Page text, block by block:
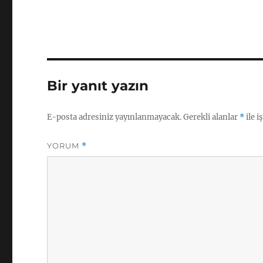
Bir yanıt yazın
E-posta adresiniz yayınlanmayacak.Gerekli alanlar *ile
YORUM *